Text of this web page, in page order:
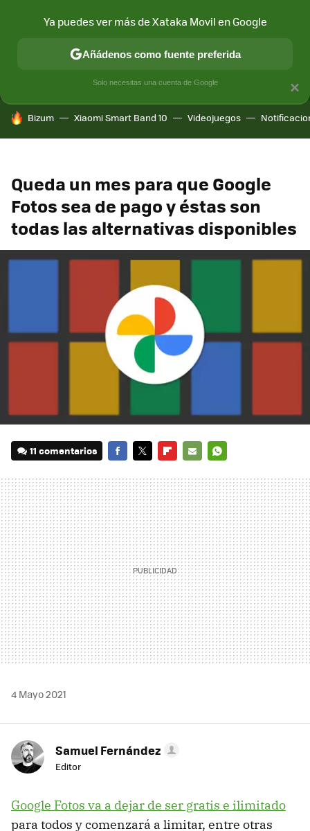
MÓVIL Y SOCIEDAD APLICACIONES
HOY SE HABLA DE
Bizum Xiaomi Smart Band 10 Videojuegos
Queda un mes para que Google
Fotos sea de pago y éstas son
todas las alternativas disponibles
11 comentarios
MAIL
4 Mayo 2021
Samuel Fernández
Editor
Google Fotos va a dejar de ser gratis e ilimitado
para todos y comenzará a limitar, entre otras
×
Ya puedes ver más de Xataka Movil en Google
Añádenos como fuente preferida
Solo necesitas una cuenta de Google